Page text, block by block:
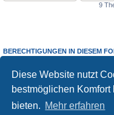
Diese Website nutzt
bestmöglichen
bieten. Mehr erfahren
9
BERECHTIGUNGEN IN DIESEM
Du darfst keineAntworten zu
Du darfst deine Beiträge in diesem
Du darfst deine Beiträge in diesem
keine